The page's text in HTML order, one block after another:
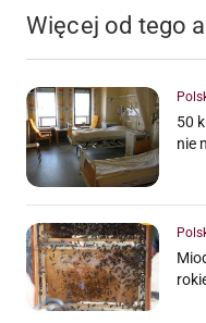
Więcej od tego
50
nie